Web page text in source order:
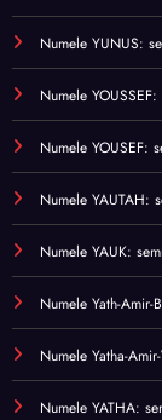
Numele YUNUS:
Numele
Numele YOUSEF:
Numele YAUTAH:
Numele YAUK:
Numele Yath-
Numele Yatha-
Numele YATHA: